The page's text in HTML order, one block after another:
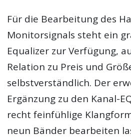
Für die Bearbeitung des
Monitorsignals steht ein
Equalizer zur Verfügung,
Relation zu Preis und
selbstverständlich. Der
Ergänzung zu den Kanal-
recht feinfühlige
neun Bänder bearbeiten